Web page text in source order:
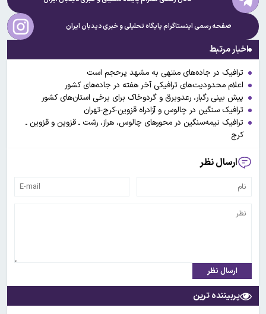
صفحه رسمی اینستاگرام پایگاه تحلیلی و خبریدیدبان ایران
اخبار مرتبط
ترافیک در جاده‌های منتهی به مشهد پرحجم است
اعلام محدودیت‌های ترافیکی آخر هفته در جاده‌های کشور
پیش بینی رگبار، رعدوبرق و گردوخاک برای برخی استان‌های کشور
ترافیک سنگین در چالوس و آزادراه قزوین-کرج-تهران
ترافیک نیمه‌سنگین در محورهای چالوس، هراز، رشت ـ قزوین و قزوین ـ
کرج
ارسال نظر
ارسال نظر
پربیننده ترین